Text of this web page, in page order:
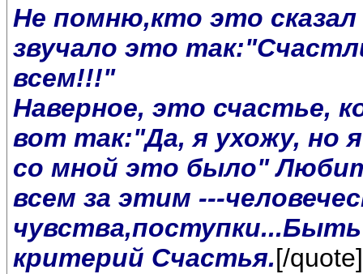
Не помню,кто это
звучало это
всем!!!"
Наверное, это счастье,
вот так:"Да, я ухожу, но
со мной это было"
всем за этим ---
критерий Счастья.[/quote]